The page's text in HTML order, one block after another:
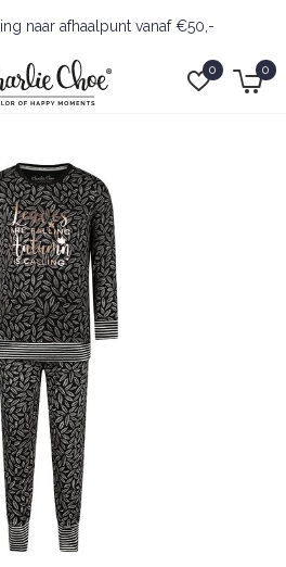
0 0
naar afhaalpunt vanaf €50,-